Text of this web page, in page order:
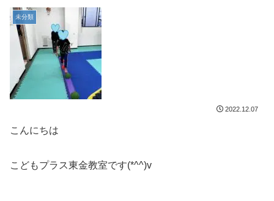
未分類
2022.12.07
こんにちは
こどもプラス東金教室です(*^^)v